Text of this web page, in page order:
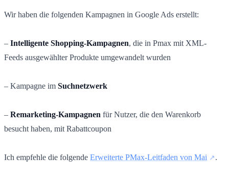
Wir haben die folgenden Kampagnen in Google Ads erstellt:
– Intelligente Shopping-Kampagnen, die in Pmax mit XML-
Feeds ausgewählter Produkte umgewandelt wurden
– Kampagne im Suchnetzwerk
– Remarketing-Kampagnen für Nutzer, die den Warenkorb
besucht haben, mit Rabattcoupon
Ich empfehle die folgende Erweiterte PMax-Leitfaden von Mai .